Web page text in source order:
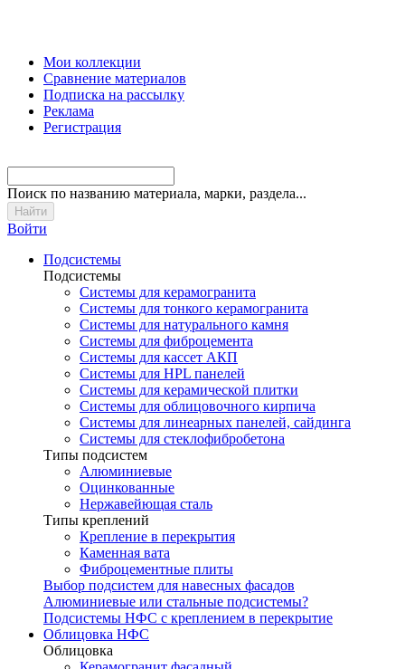
Мои коллекции
Сравнение материалов
Подписка на рассылку
Реклама
Регистрация
Поиск по названию материала, марки, раздела...
Войти
Подсистемы
Подсистемы
Системы для керамогранита
Системы для тонкого керамогранита
Системы для натурального камня
Системы для фиброцемента
Системы для кассет АКП
Системы для HPL панелей
Системы для керамической плитки
Системы для облицовочного кирпича
Системы для линеарных панелей, сайдинга
Системы для стеклофибробетона
Типы подсистем
Алюминиевые
Оцинкованные
Нержавейющая сталь
Типы креплений
Крепление в перекрытия
Каменная вата
Фиброцементные плиты
Выбор подсистем для навесных фасадов
Алюминиевые или стальные подсистемы?
Подсистемы НФС с креплением в перекрытие
Облицовка НФС
Облицовка